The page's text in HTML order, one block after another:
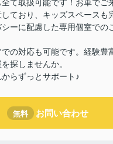
て取扱可能です！お車でご
ており、キッズスペースも
ーに配慮した専用個室での
の対応も可能です。経験豊
探しませんか。
らずっとサポート♪
無料 お問い合わせ